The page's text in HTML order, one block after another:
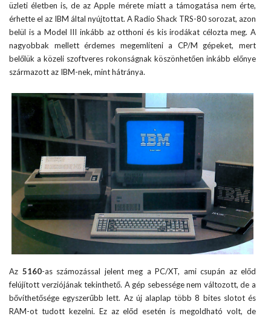
üzleti életben is, de az Apple mérete miatt a támogatása nem érte,
érhette el az IBM által nyújtottat. A Radio Shack TRS-80 sorozat, azon
belül is a Model III inkább az otthoni és kis irodákat célozta meg. A
nagyobbak mellett érdemes megemlíteni a CP/M gépeket, mert
belőlük a közeli szoftveres rokonságnak köszönhetően inkább előnye
származott az IBM-nek, mint hátránya.
Az 5160-as számozással jelent meg a PC/XT, ami csupán az előd
felújított verziójának tekinthető. A gép sebessége nem változott, de a
bővíthetősége egyszerűbb lett. Az új alaplap több 8 bites slotot és
RAM-ot tudott kezelni. Ez az előd esetén is megoldható volt, de